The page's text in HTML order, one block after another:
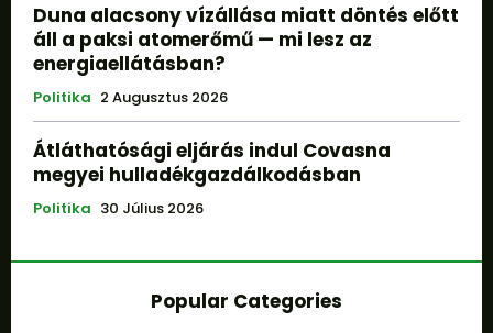
Duna alacsony vízállása miatt döntés előtt
áll a paksi atomerőmű — mi lesz az
energiaellátásban?
Politika 2 Augusztus 2026
Átláthatósági eljárás indul Covasna
megyei hulladékgazdálkodásban
Politika 30 Július 2026
Popular Categories